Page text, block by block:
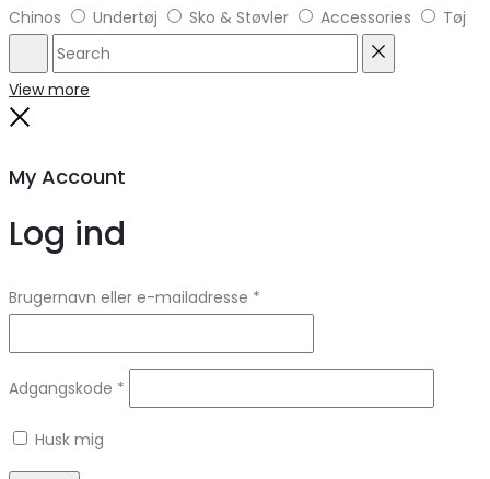
Chinos
Undertøj Sko & Støvler Accessories Tøj
Search
View more
My Account
Log ind
Brugernavn eller e-mailadresse *
Adgangskode *
Husk mig